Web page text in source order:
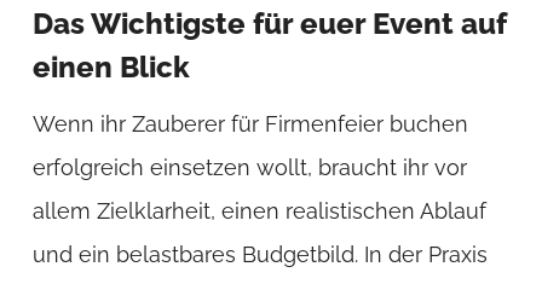
Das Wichtigste für euer Event auf
einen Blick
Wenn ihr Zauberer für Firmenfeier buchen
erfolgreich einsetzen wollt, braucht ihr vor
allem Zielklarheit, einen realistischen Ablauf
und ein belastbares Budgetbild. In der Praxis